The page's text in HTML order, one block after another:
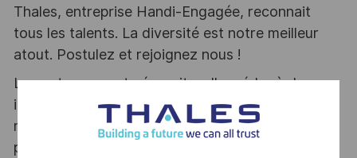
Thales, entreprise Handi-Engagée, reconnait
tous les talents. La diversité est notre meilleur
atout. Postulez et rejoignez nous !
Le poste pouvant nécessiter d'accéder à des
informations relevant du secret de la défense
nationale, la personne retenue fera l'objet d'une
procédure d’habilitation, conformément aux